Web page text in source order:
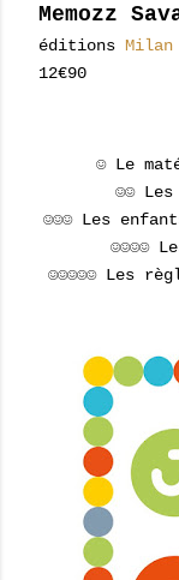
Memozz
éditions Milan
12€90
☺ Le
☺☺
☺☺☺ Les
☺☺☺☺
☺☺☺☺☺ Les